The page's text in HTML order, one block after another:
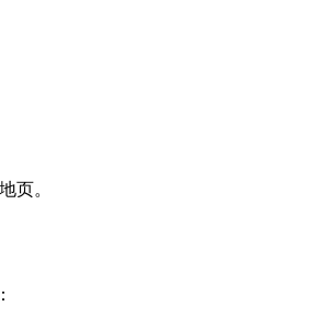
页。